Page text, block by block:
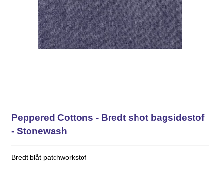
Peppered Cottons - Bredt shot bagsidestof
- Stonewash
Bredt blåt patchworkstof